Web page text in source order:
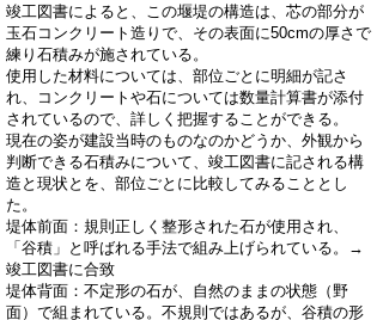
竣工図書によると、この堰堤の構造は、芯の部分が
玉石コンクリート造りで、その表面に50cmの厚さで
練り石積みが施されている。
使用した材料については、部位ごとに明細が記さ
れ、コンクリートや石については数量計算書が添付
されているので、詳しく把握することができる。
現在の姿が建設当時のものなのかどうか、外観から
判断できる石積みについて、竣工図書に記される構
造と現状とを、部位ごとに比較してみることとし
た。
堤体前面：規則正しく整形された石が使用され、
「谷積」と呼ばれる手法で組み上げられている。→
竣工図書に合致
堤体背面：不定形の石が、自然のままの状態（野
面）で組まれている。不規則ではあるが、谷積の形